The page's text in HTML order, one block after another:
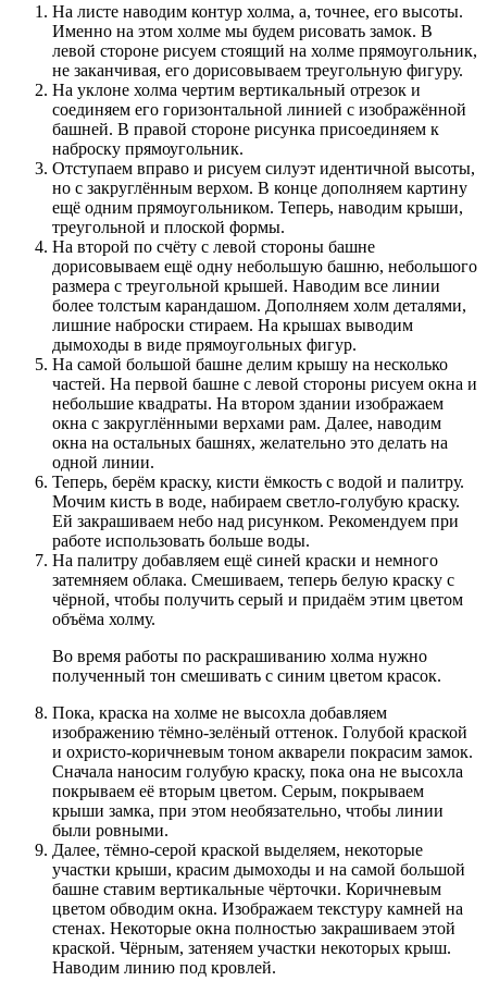
На листе наводим контур холма, а, точнее, его высоты.
Именно на этом холме мы будем рисовать замок. В
левой стороне рисуем стоящий на холме прямоугольник,
не заканчивая, его дорисовываем треугольную фигуру.
На уклоне холма чертим вертикальный отрезок и
соединяем его горизонтальной линией с изображённой
башней. В правой стороне рисунка присоединяем к
наброску прямоугольник.
Отступаем вправо и рисуем силуэт идентичной высоты,
но с закруглённым верхом. В конце дополняем картину
ещё одним прямоугольником. Теперь, наводим крыши,
треугольной и плоской формы.
На второй по счёту с левой стороны башне
дорисовываем ещё одну небольшую башню, небольшого
размера с треугольной крышей. Наводим все линии
более толстым карандашом. Дополняем холм деталями,
лишние наброски стираем. На крышах выводим
дымоходы в виде прямоугольных фигур.
На самой большой башне делим крышу на несколько
частей. На первой башне с левой стороны рисуем окна и
небольшие квадраты. На втором здании изображаем
окна с закруглёнными верхами рам. Далее, наводим
окна на остальных башнях, желательно это делать на
одной линии.
Теперь, берём краску, кисти ёмкость с водой и палитру.
Мочим кисть в воде, набираем светло-голубую краску.
Ей закрашиваем небо над рисунком. Рекомендуем при
работе использовать больше воды.
На палитру добавляем ещё синей краски и немного
затемняем облака. Смешиваем, теперь белую краску с
чёрной, чтобы получить серый и придаём этим цветом
объёма холму.
Во время работы по раскрашиванию холма нужно
полученный тон смешивать с синим цветом красок.
Пока, краска на холме не высохла добавляем
изображению тёмно-зелёный оттенок. Голубой краской
и охристо-коричневым тоном акварели покрасим замок.
Сначала наносим голубую краску, пока она не высохла
покрываем её вторым цветом. Серым, покрываем
крыши замка, при этом необязательно, чтобы линии
были ровными.
Далее, тёмно-серой краской выделяем, некоторые
участки крыши, красим дымоходы и на самой большой
башне ставим вертикальные чёрточки. Коричневым
цветом обводим окна. Изображаем текстуру камней на
стенах. Некоторые окна полностью закрашиваем этой
краской. Чёрным, затеняем участки некоторых крыш.
Наводим линию под кровлей.